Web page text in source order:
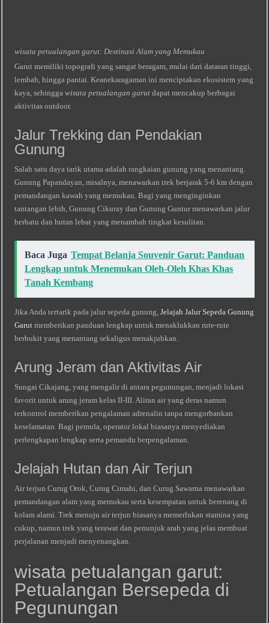
wisata petualangan garut: Destinasi Alam yang Memukau
Garut memiliki topografi yang sangat beragam, mulai dari dataran tinggi,
lembah, hingga pantai. Keanekaragaman ini menciptakan ekosistem yang
kaya, sehinggawisata petualangan garut dapat mencakup berbagai
aktivitas outdoor.
Jalur Trekking dan Pendakian
Gunung
Salah satu daya tarik utama adalah rangkaian gunung yang menantang.
Gunung Papandayan, misalnya, menawarkan trek berjarak 5‑6 km dengan
pemandangan kawah yang memukau. Bagi yang menginginkan
tantangan lebih, Gunung Cikuray dan Gunung Guntur menawarkan jalur
berbatu dan hutan lebat yang menambah tingkat kesulitan.
Baca Juga Tempat Belanja Souvenir Garut: Panduan
Lengkap untuk Menemukan Oleh‑Oleh Khas Khas
Tanah Kembang
Jika Anda tertarik pada jalur sepeda gunung,Jelajah Jalur Sepeda Gunung
Garut memberikan panduan lengkap untuk menaklukkan rute‑rute
berbukit yang menantang sekaligus menakjubkan.
Arung Jeram dan Aktivitas Air
Sungai Cikajang, yang mengalir di antara pegunungan, menjadi lokasi
favorit untuk arung jeram kelas II‑III. Aliran air yang deras namun
terkontrol memberikan pengalaman adrenalin tanpa mengorbankan
keselamatan. Bagi pemula, operator lokal biasanya menyediakan
perlengkapan lengkap serta pemandu berpengalaman.
Jelajah Hutan dan Air Terjun
Air terjun Curug Orok, Curug Cimahi, dan Curug Sawarna menawarkan
pemandangan alam yang memukau serta kesempatan untuk berenang di
kolam alami. Trek menuju air terjun biasanya memerlukan stamina yang
cukup, namun trek yang terawat dan penunjuk arah yang jelas membuat
perjalanan menjadi menyenangkan.
wisata petualangan garut:
Petualangan Bersepeda di
Pegunungan